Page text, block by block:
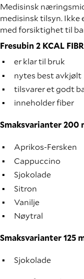
Medisinsk
medisinsk tilsyn. Ikke
med forsiktighet til
Fresubin 2 KCAL
er klar til bruk
nytes best avkjølt
tilsvarer et godt
inneholder fiber
Smaksvarianter 200
Aprikos-Fersken
Cappuccino
Sjokolade
Sitron
Vanilje
Nøytral
Smaksvarianter 125
Sjokolade